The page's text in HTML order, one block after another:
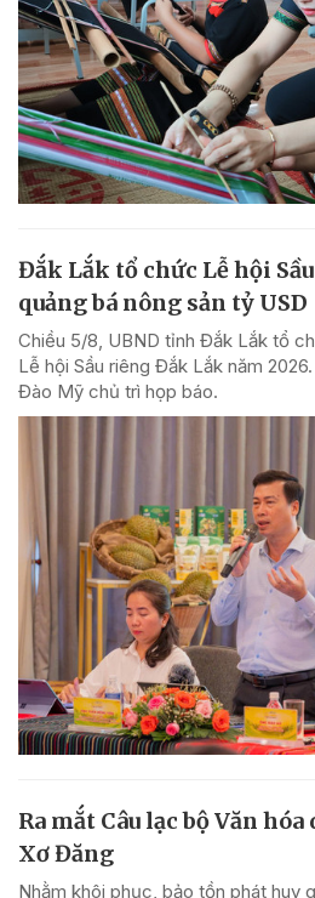
Đắk Lắk tổ chức Lễ hội
quảng bá nông sản tỷ USD
Chiều 5/8, UBND tỉnh Đắk Lắk tổ
Lễ hội Sầu riêng Đắk Lắk năm
Đào Mỹ chủ trì họp báo.
Ra mắt Câu lạc bộ Văn
Xơ Đăng
Nhằm khôi phục, bảo tồn phát huy